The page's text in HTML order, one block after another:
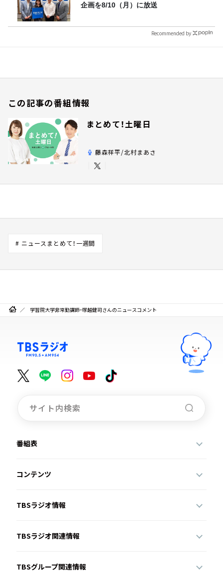
企画を8/10（月）に放送
Recommended by
この記事の番組情報
まとめて！土曜日
藤森祥平/北村まあさ
# ニュースまとめて！一週間
学習院大学非常勤講師・塚越健司さんのニュースコメント
番組表
コンテンツ
TBSラジオ情報
TBSラジオ関連情報
TBSグループ関連情報